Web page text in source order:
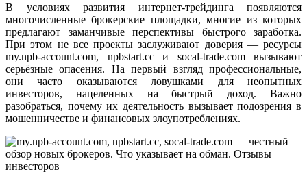
В условиях развития интернет-трейдинга появляются
многочисленные брокерские площадки, многие из которых
предлагают заманчивые перспективы быстрого заработка.
При этом не все проекты заслуживают доверия — ресурсы
my.npb-account.com, npbstart.cc и socal-trade.com вызывают
серьёзные опасения. На первый взгляд профессиональные,
они часто оказываются ловушками для неопытных
инвесторов, нацеленных на быстрый доход. Важно
разобраться, почему их деятельность вызывает подозрения в
мошенничестве и финансовых злоупотреблениях.